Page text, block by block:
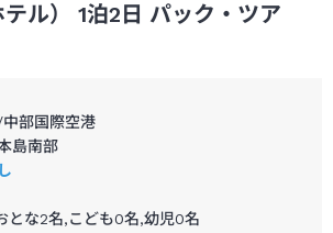
ル） 1泊2日 パック・ツア
部国際空港
島南部
とな2名,こども0名,幼児0名